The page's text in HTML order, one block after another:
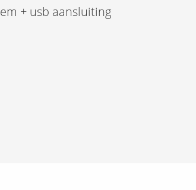
+ usb aansluiting